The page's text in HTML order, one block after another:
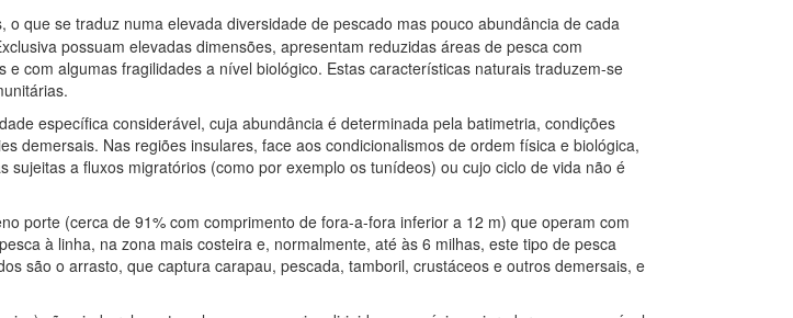
que se traduz numa elevada diversidade de pescado mas pouco abundância de cada
possuam elevadas dimensões, apresentam reduzidas áreas de pesca com
com algumas fragilidades a nível biológico. Estas características naturais traduzem-se
específica considerável, cuja abundância é determinada pela batimetria, condições
demersais. Nas regiões insulares, face aos condicionalismos de ordem física e biológica,
a fluxos migratórios (como por exemplo os tunídeos) ou cujo ciclo de vida não é
porte (cerca de 91% com comprimento de fora-a-fora inferior a 12 m) que operam com
à linha, na zona mais costeira e, normalmente, até às 6 milhas, este tipo de pesca
são o arrasto, que captura carapau, pescada, tamboril, crustáceos e outros demersais, e